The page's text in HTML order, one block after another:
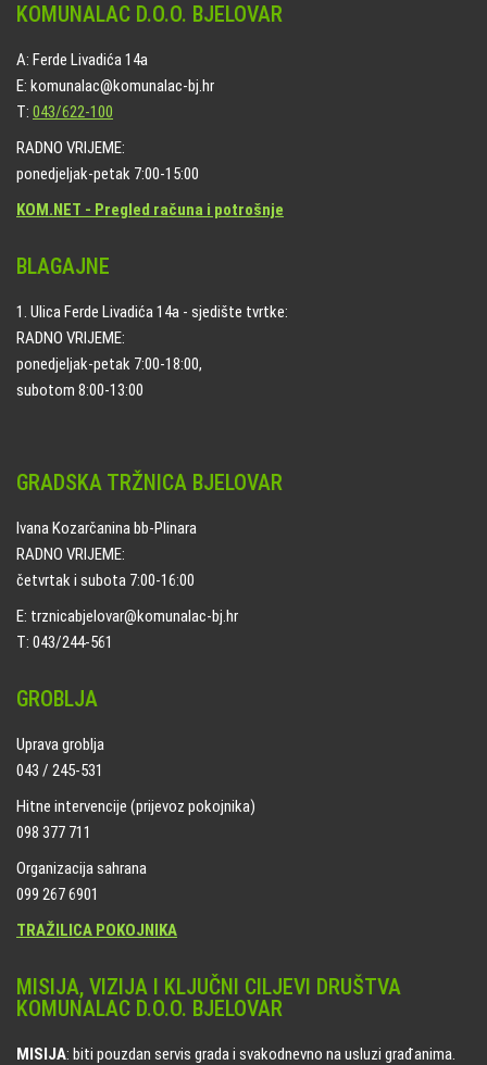
KOMUNALAC D.O.O. BJELOVAR
A: Ferde Livadića 14a
E: komunalac@komunalac-bj.hr
T: 043/622-100
RADNO VRIJEME:
ponedjeljak-petak 7:00-15:00
KOM.NET - Pregled računa i potrošnje
BLAGAJNE
1. Ulica Ferde Livadića 14a - sjedište tvrtke:
RADNO VRIJEME:
ponedjeljak-petak 7:00-18:00,
subotom 8:00-13:00
GRADSKA TRŽNICA BJELOVAR
Ivana Kozarčanina bb-Plinara
RADNO VRIJEME:
četvrtak i subota 7:00-16:00
E: trznicabjelovar@komunalac-bj.hr
T: 043/244-561
GROBLJA
Uprava groblja
043 / 245-531
Hitne intervencije (prijevoz pokojnika)
098 377 711
Organizacija sahrana
099 267 6901
TRAŽILICA POKOJNIKA
MISIJA, VIZIJA I KLJUČNI CILJEVI DRUŠTVA
KOMUNALAC D.O.O. BJELOVAR
MISIJA: biti pouzdan servis grada i svakodnevno na usluzi građanima.